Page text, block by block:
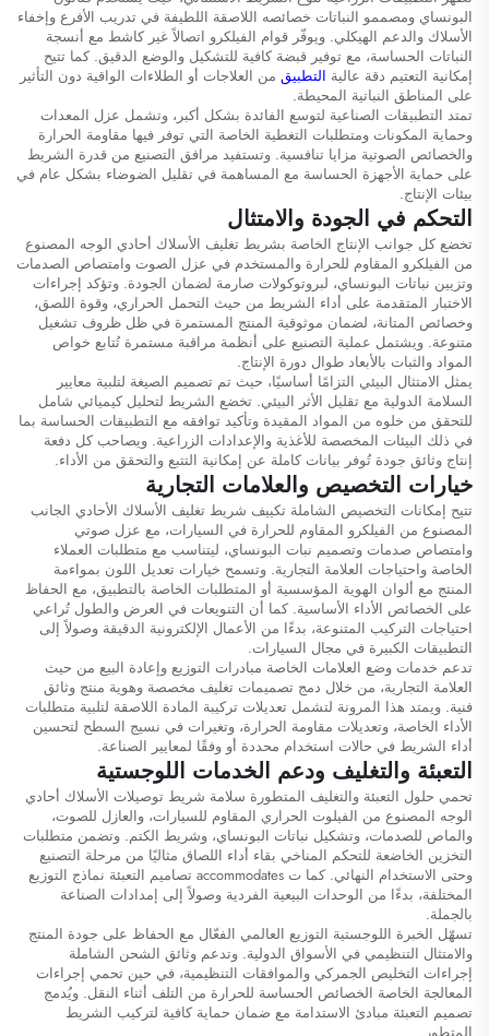
البونساي ومصممو النباتات خصائصه اللاصقة اللطيفة في تدريب الأفرع وإخفاء
الأسلاك والدعم الهيكلي. ويوفّر قوام الفيلكرو اتصالاً غير كاشط مع أنسجة
النباتات الحساسة، مع توفير قبضة كافية للتشكيل والوضع الدقيق. كما تتيح
إمكانية التعتيم دقة عالية التطبيق من العلاجات أو الطلاءات الواقية دون التأثير
على المناطق النباتية المحيطة.
تمتد التطبيقات الصناعية لتوسع الفائدة بشكل أكبر، وتشمل عزل المعدات
وحماية المكونات ومتطلبات التغطية الخاصة التي توفر فيها مقاومة الحرارة
والخصائص الصوتية مزايا تنافسية. وتستفيد مرافق التصنيع من قدرة الشريط
على حماية الأجهزة الحساسة مع المساهمة في تقليل الضوضاء بشكل عام في
بيئات الإنتاج.
التحكم في الجودة والامتثال
تخضع كل جوانب الإنتاج الخاصة بشريط تغليف الأسلاك أحادي الوجه المصنوع
من الفيلكرو المقاوم للحرارة والمستخدم في عزل الصوت وامتصاص الصدمات
وتزيين نباتات البونساي، لبروتوكولات صارمة لضمان الجودة. وتؤكد إجراءات
الاختبار المتقدمة على أداء الشريط من حيث التحمل الحراري، وقوة اللصق،
وخصائص المتانة، لضمان موثوقية المنتج المستمرة في ظل ظروف تشغيل
متنوعة. ويشتمل عملية التصنيع على أنظمة مراقبة مستمرة تُتابع خواص
المواد والثبات بالأبعاد طوال دورة الإنتاج.
يمثل الامتثال البيئي التزامًا أساسيًا، حيث تم تصميم الصيغة لتلبية معايير
السلامة الدولية مع تقليل الأثر البيئي. تخضع الشريط لتحليل كيميائي شامل
للتحقق من خلوه من المواد المقيدة وتأكيد توافقه مع التطبيقات الحساسة بما
في ذلك البيئات المخصصة للأغذية والإعدادات الزراعية. ويصاحب كل دفعة
إنتاج وثائق جودة تُوفر بيانات كاملة عن إمكانية التتبع والتحقق من الأداء.
خيارات التخصيص والعلامات التجارية
تتيح إمكانات التخصيص الشاملة تكييف شريط تغليف الأسلاك الأحادي الجانب
المصنوع من الفيلكرو المقاوم للحرارة في السيارات، مع عزل صوتي
وامتصاص صدمات وتصميم نبات البونساي، ليتناسب مع متطلبات العملاء
الخاصة واحتياجات العلامة التجارية. وتسمح خيارات تعديل اللون بمواءمة
المنتج مع ألوان الهوية المؤسسية أو المتطلبات الخاصة بالتطبيق، مع الحفاظ
على الخصائص الأداء الأساسية. كما أن التنويعات في العرض والطول تُراعي
احتياجات التركيب المتنوعة، بدءًا من الأعمال الإلكترونية الدقيقة وصولاً إلى
التطبيقات الكبيرة في مجال السيارات.
تدعم خدمات وضع العلامات الخاصة مبادرات التوزيع وإعادة البيع من حيث
العلامة التجارية، من خلال دمج تصميمات تغليف مخصصة وهوية منتج وثائق
فنية. ويمتد هذا المرونة لتشمل تعديلات تركيبة المادة اللاصقة لتلبية متطلبات
الأداء الخاصة، وتعديلات مقاومة الحرارة، وتغيرات في نسيج السطح لتحسين
أداء الشريط في حالات استخدام محددة أو وفقًا لمعايير الصناعة.
التعبئة والتغليف ودعم الخدمات اللوجستية
تحمي حلول التعبئة والتغليف المتطورة سلامة شريط توصيلات الأسلاك أحادي
الوجه المصنوع من الفيلوت الحراري المقاوم للسيارات، والعازل للصوت،
والماص للصدمات، وتشكيل نباتات البونساي، وشريط الكتم. وتضمن متطلبات
التخزين الخاضعة للتحكم المناخي بقاء أداء اللصاق مثاليًا من مرحلة التصنيع
وحتى الاستخدام النهائي. كما ت accommodates تصاميم التعبئة نماذج التوزيع
المختلفة، بدءًا من الوحدات البيعية الفردية وصولاً إلى إمدادات الصناعة
بالجملة.
تسهّل الخبرة اللوجستية التوزيع العالمي الفعّال مع الحفاظ على جودة المنتج
والامتثال التنظيمي في الأسواق الدولية. وتدعم وثائق الشحن الشاملة
إجراءات التخليص الجمركي والموافقات التنظيمية، في حين تحمي إجراءات
المعالجة الخاصة الخصائص الحساسة للحرارة من التلف أثناء النقل. ويُدمج
تصميم التعبئة مبادئ الاستدامة مع ضمان حماية كافية لتركيب الشريط
المتطور.